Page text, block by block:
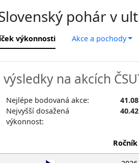
pohár v
výkonnosti Akce a pochody
na akcích
Nejlépe bodovaná akce: 41.08
Nejvyšší dosažená
výkonnost:
40.42
Ročník